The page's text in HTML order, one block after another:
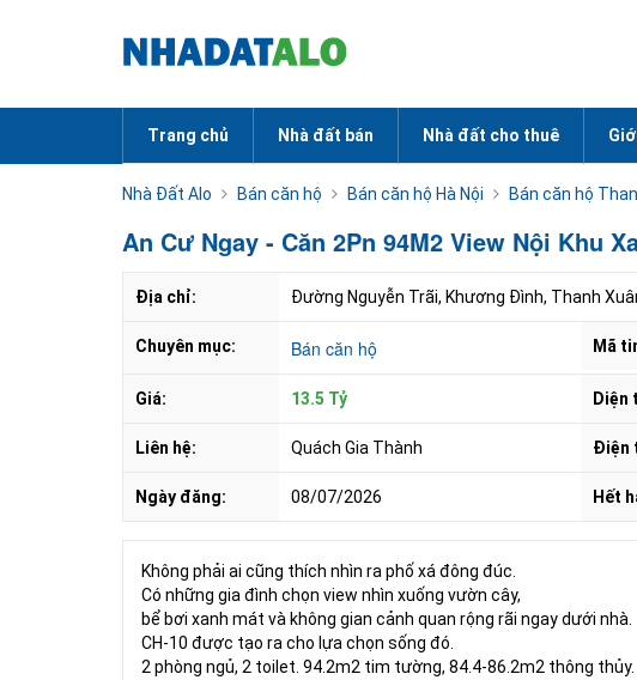
Trang chủ Nhà đất bán Nhà đất cho thuê
Nhà Đất Alo Bán căn hộ Bán căn hộ Hà Nội Bán căn hộ
An Cư Ngay - Căn 2Pn 94M2 View Nội Khu
Địa chỉ: Đường Nguyễn Trãi, Khương Đình, Thanh
Chuyên mục: Bán căn hộ Mã
Giá: 13.5 Tỷ Diện
Liên hệ: Quách Gia Thành Điện
Ngày đăng: 08/07/2026 Hết
Không phải ai cũng thích nhìn ra phố xá đông đúc.
Có những gia đình chọn view nhìn xuống vườn cây,
bể bơi xanh mát và không gian cảnh quan rộng rãi ngay dưới nhà.
CH-10 được tạo ra cho lựa chọn sống đó.
2 phòng ngủ, 2 toilet. 94.2m2 tim tường, 84.4-86.2m2 thông thủy.